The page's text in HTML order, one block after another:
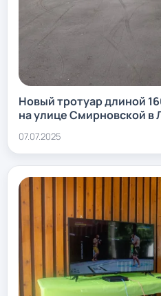
Новый тротуар длиной
на улице Смирновской в
07.07.2025